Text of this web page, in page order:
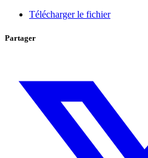
Télécharger le fichier
Partager